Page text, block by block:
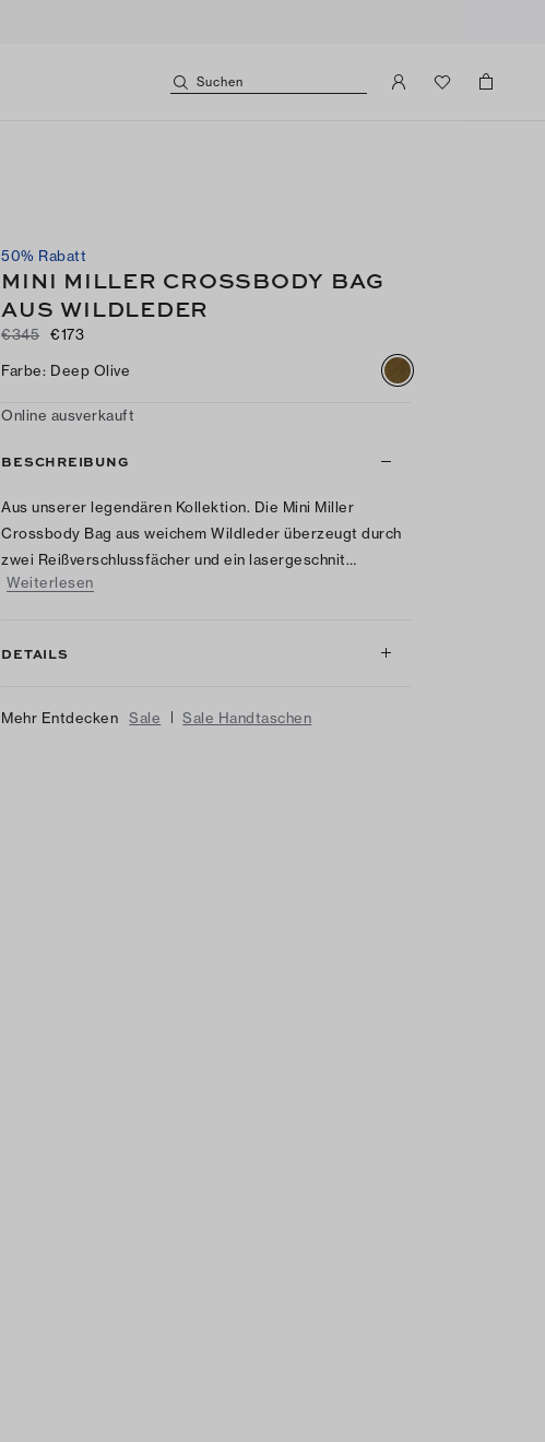
Suchen
50% Rabatt
MINI MILLER CROSSBODY BAG
AUS WILDLEDER
€345 €173
Farbe: Deep Olive
Online ausverkauft
BESCHREIBUNG
Aus unserer legendären Kollektion. Die Mini Miller
Crossbody Bag aus weichem Wildleder überzeugt durch
zwei Reißverschlussfächer und ein lasergeschnit…
Weiterlesen
DETAILS
Mehr Entdecken Sale | Sale Handtaschen